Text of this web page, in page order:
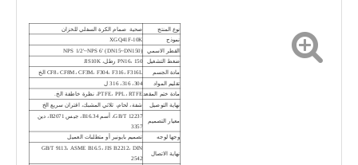
نوع المنتج صحيةصمام الكرة السفلي للخزان
نموذج
XGQ41F-10K
القطر الاسمي
NPS 1/2'~NPS 6' (DN15~DN150)
ضغط التشغيل
PN16، 150 رطل، JIS10K
مادة الجسم
CF8، CF8M، CF3M، F304، F316، F316L الخ
تقليم المواد
304، 316، 316 ل
مادة ختم المقعدPTFE، PPL، RTFE، نظرة خاطفة الخ.
نهاية التوصيل شفة، لحام، ثلاثي المشبك، اقتران سريع الخ
معيار التصميم
GB/T 12237، أسم B16.34، جيس B2071، دين
3357
وجها لوجه
تصميم بايونير أو متطلبات العميل
نهاية الاتصال
GB/T 9113، ASME B16.5، JIS B2212، DIN
2542